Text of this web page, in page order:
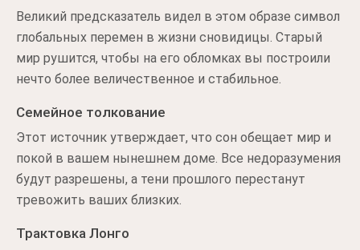
Великий предсказатель видел в этом образе символ
глобальных перемен в жизни сновидицы. Старый
мир рушится, чтобы на его обломках вы построили
нечто более величественное и стабильное.
Семейное толкование
Этот источник утверждает, что сон обещает мир и
покой в вашем нынешнем доме. Все недоразумения
будут разрешены, а тени прошлого перестанут
тревожить ваших близких.
Трактовка Лонго